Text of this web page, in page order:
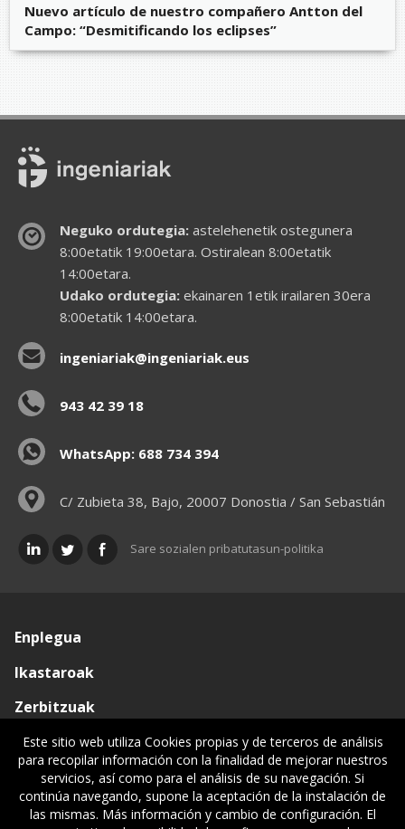
Nuevo artículo de nuestro compañero Antton del
Campo: “Desmitificando los eclipses”
Neguko ordutegia:astelehenetik ostegunera
8:00etatik 19:00etara. Ostiralean 8:00etatik
14:00etara.
Udako ordutegia:ekainaren 1etik irailaren 30era
8:00etatik 14:00etara.
ingeniariak@ingeniariak.eus
943 42 39 18
WhatsApp: 688 734 394
C/ Zubieta 38, Bajo, 20007 Donostia / San Sebastián
Sare sozialen pribatutasun-politika
Enplegua
Ikastaroak
Zerbitzuak
Elkargoa
Oniritziak
Lehiatila Bakarra
Este sitio web utiliza Cookies propias y de terceros de análisis
para recopilar información con la finalidad de mejorar nuestros
servicios, así como para el análisis de su navegación. Si
continúa navegando, supone la aceptación de la instalación de
las mismas. Más información y cambio de configuración. El